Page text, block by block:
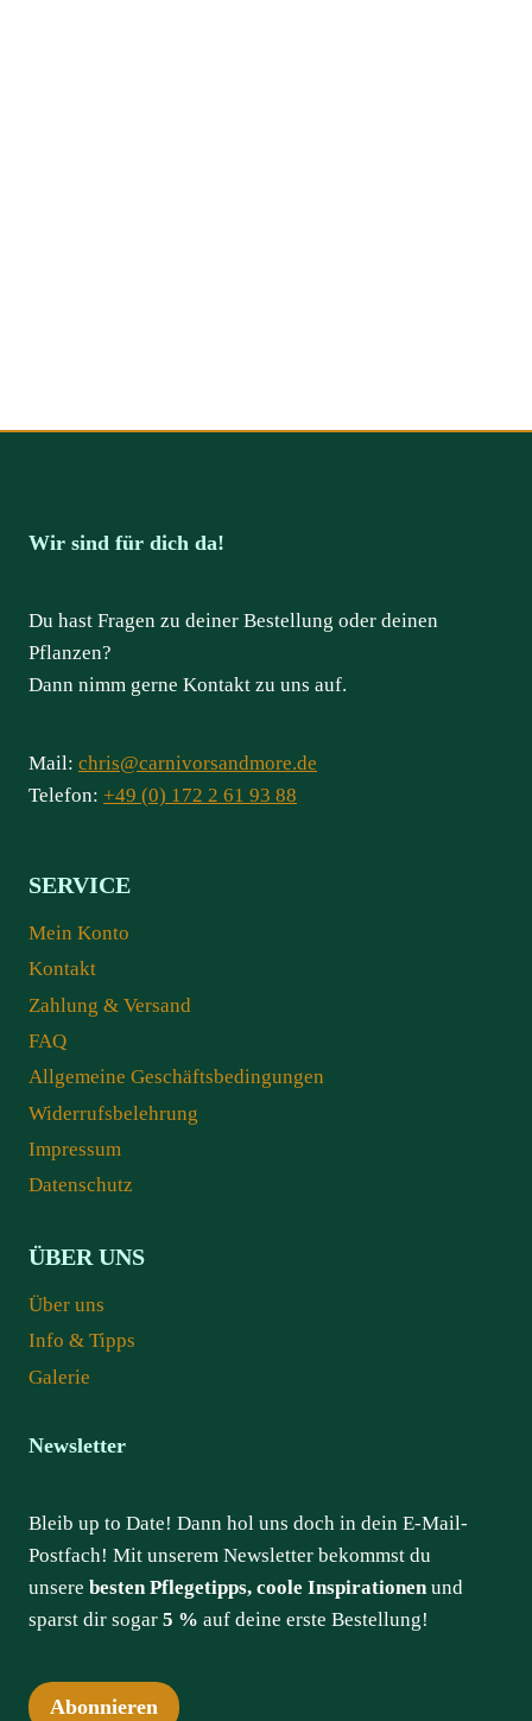
Wir sind für dich da!
Du hast Fragen zu deiner Bestellung oder deinen
Pflanzen?
Dann nimm gerne Kontakt zu uns auf.
Mail: chris@carnivorsandmore.de
Telefon: +49 (0) 172 2 61 93 88
SERVICE
Mein Konto
Kontakt
Zahlung & Versand
FAQ
Allgemeine Geschäftsbedingungen
Widerrufsbelehrung
Impressum
Datenschutz
ÜBER UNS
Über uns
Info & Tipps
Galerie
Newsletter
Bleib up to Date! Dann hol uns doch in dein E-Mail-
Postfach! Mit unserem Newsletter bekommst du
unsere besten Pflegetipps, coole Inspirationenund
sparst dir sogar 5 % auf deine erste Bestellung!
Abonnieren